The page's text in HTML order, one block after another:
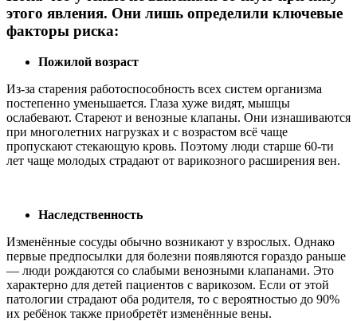
этого явления. Они лишь определили ключевые
факторы риска:
Пожилой возраст
Из-за старения работоспособность всех систем организма
постепенно уменьшается. Глаза хуже видят, мышцы
ослабевают. Стареют и венозные клапаны. Они изнашиваются
при многолетних нагрузках и с возрастом всё чаще
пропускают стекающую кровь. Поэтому люди старше 60-ти
лет чаще молодых страдают от варикозного расширения вен.
Наследственность
Изменённые сосуды обычно возникают у взрослых. Однако
первые предпосылки для болезни появляются гораздо раньше
— люди рождаются со слабыми венозными клапанами. Это
характерно для детей пациентов с варикозом. Если от этой
патологии страдают оба родителя, то с вероятностью до 90%
их ребёнок также приобретёт изменённые вены.